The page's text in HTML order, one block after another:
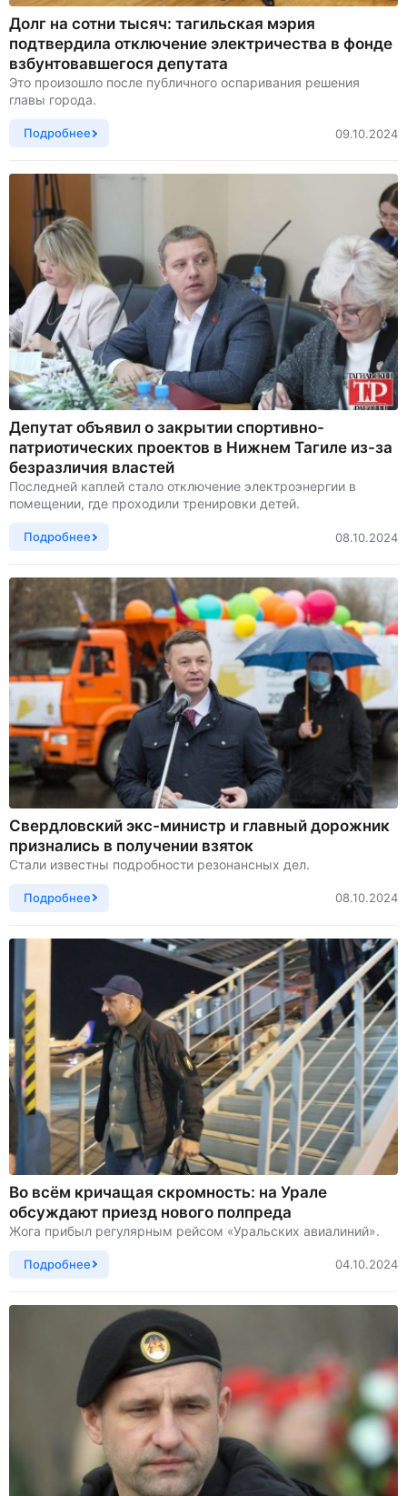
Долг на сотни тысяч: тагильская мэрия
подтвердила отключение электричества в фонде
взбунтовавшегося депутата
Это произошло после публичного оспаривания решения
главы города.
Подробнее 09.10.2024
Депутат объявил о закрытии спортивно-
патриотических проектов в Нижнем Тагиле из-за
безразличия властей
Последней каплей стало отключение электроэнергии в
помещении, где проходили тренировки детей.
Подробнее 08.10.2024
Свердловский экс-министр и главный дорожник
признались в получении взяток
Стали известны подробности резонансных дел.
Подробнее 08.10.2024
Во всём кричащая скромность: на Урале
обсуждают приезд нового полпреда
Жога прибыл регулярным рейсом «Уральских авиалиний».
Подробнее 04.10.2024